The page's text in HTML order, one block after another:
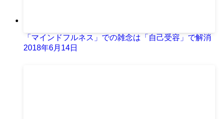
「マインドフルネス」での雑念は「自己受容」で解消
2018年6月14日